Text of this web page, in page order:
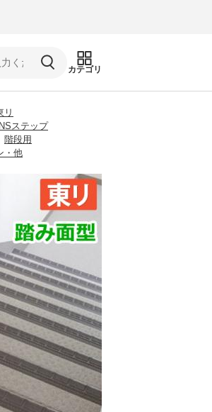
カテゴリ
リ
ステップ
階段用
・他